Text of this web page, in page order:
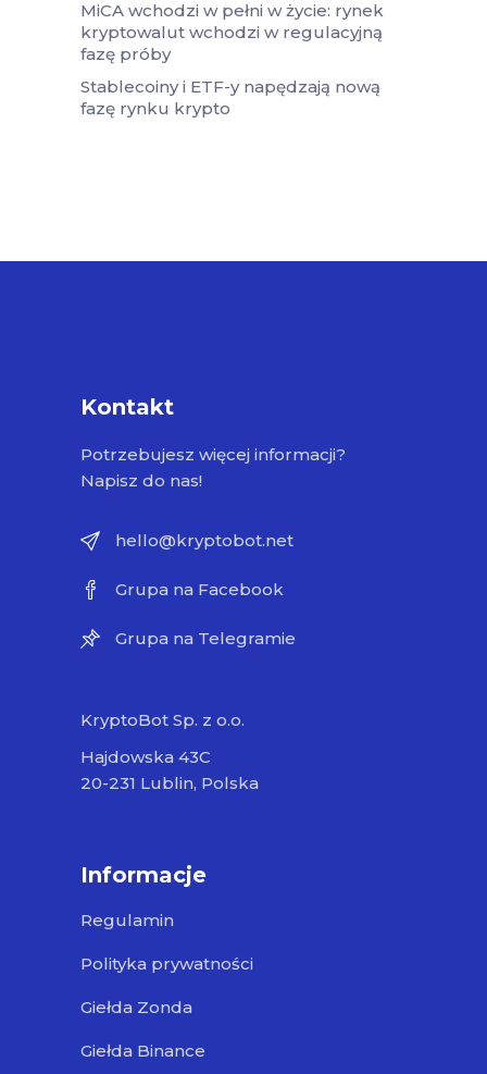
MiCA wchodzi w pełni w życie: rynek
kryptowalut wchodzi w regulacyjną
fazę próby
Stablecoiny i ETF-y napędzają nową
fazę rynku krypto
Kontakt
Potrzebujesz więcej informacji?
Napisz do nas!
hello@kryptobot.net
Grupa na Facebook
Grupa na Telegramie
KryptoBot Sp. z o.o.
Hajdowska 43C
20-231 Lublin, Polska
Informacje
Regulamin
Polityka prywatności
Giełda Zonda
Giełda Binance